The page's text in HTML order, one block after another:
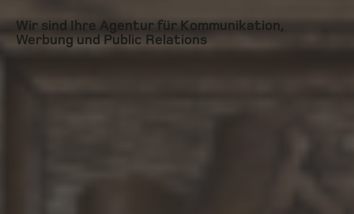
Wir sind Ihre Agentur für Kommunikation,
Werbung und Public Relations